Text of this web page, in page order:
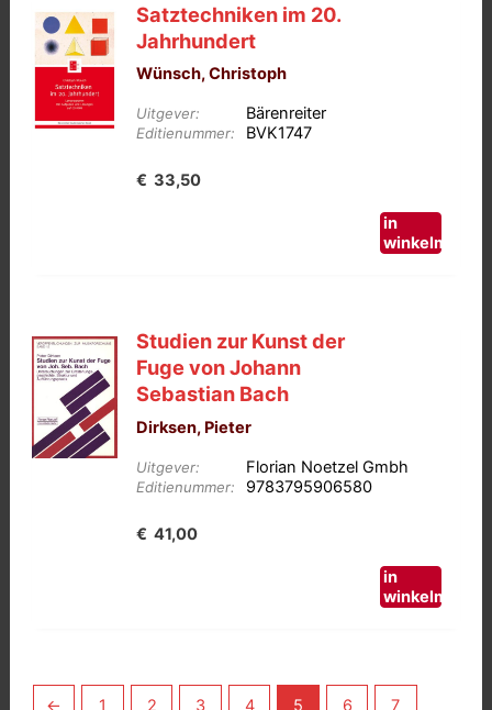
Satztechniken im 20.
Jahrhundert
Wünsch, Christoph
Uitgever: Bärenreiter
Editienummer: BVK1747
€ 33,50
in
winkelmand
Studien zur Kunst der
Fuge von Johann
Sebastian Bach
Dirksen, Pieter
Uitgever: Florian Noetzel Gmbh
Editienummer: 9783795906580
€ 41,00
in
winkelmand
← 1 2 3 4 5 6 7